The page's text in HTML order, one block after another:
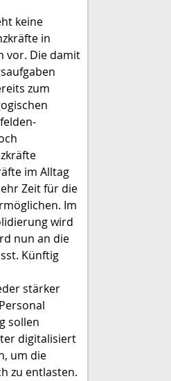
keine
in
vor. Die damit
zum
im Alltag
Zeit für die
Im
wird
nun an die
Künftig
stärker
sollen
digitalisiert
um die
zu entlasten.